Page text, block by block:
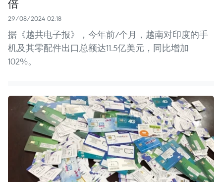
倍
29/08/2024 02:18
据《越共电子报》，今年前7个月，越南对印度的手
机及其零配件出口总额达11.5亿美元，同比增加
102%。